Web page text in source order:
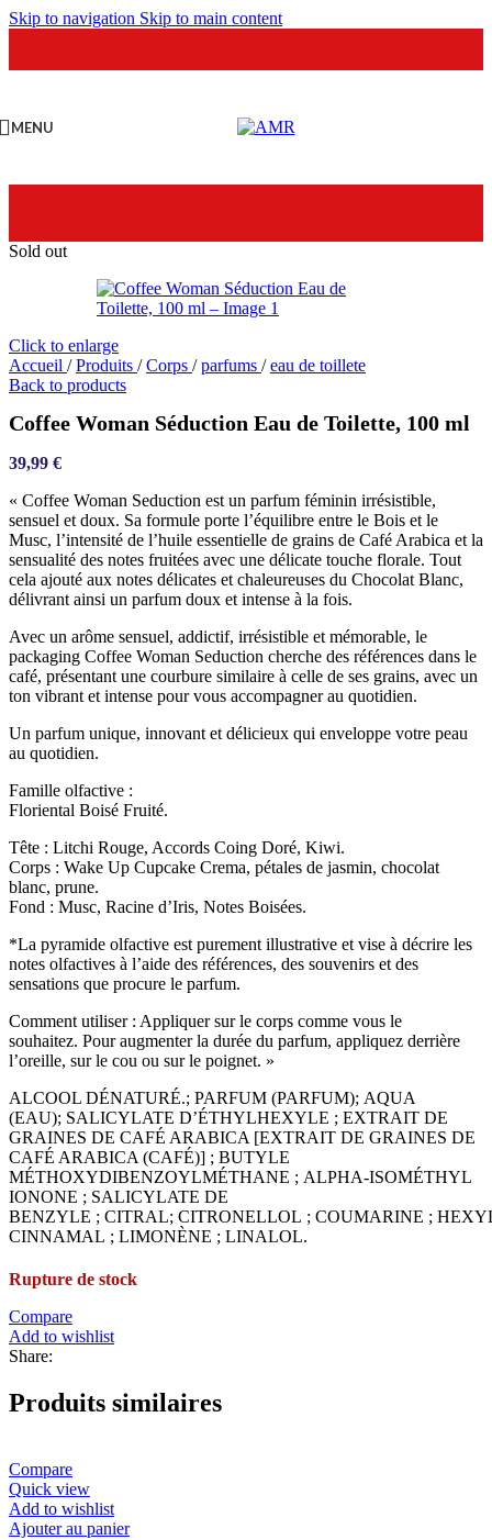
Skip to navigation Skip to main content
MENU
Sold out
Click to enlarge
Accueil / Produits / Corps / parfums / eau de toillete
Back to products
Coffee Woman Séduction Eau de Toilette, 100 ml
39,99 €
« Coffee Woman Seduction est un parfum féminin irrésistible,
sensuel et doux. Sa formule porte l’équilibre entre le Bois et le
Musc, l’intensité de l’huile essentielle de grains de Café Arabica et la
sensualité des notes fruitées avec une délicate touche florale. Tout
cela ajouté aux notes délicates et chaleureuses du Chocolat Blanc,
délivrant ainsi un parfum doux et intense à la fois.
Avec un arôme sensuel, addictif, irrésistible et mémorable, le
packaging Coffee Woman Seduction cherche des références dans le
café, présentant une courbure similaire à celle de ses grains, avec un
ton vibrant et intense pour vous accompagner au quotidien.
Un parfum unique, innovant et délicieux qui enveloppe votre peau
au quotidien.
Famille olfactive :
Floriental Boisé Fruité.
Tête : Litchi Rouge, Accords Coing Doré, Kiwi.
Corps : Wake Up Cupcake Crema, pétales de jasmin, chocolat
blanc, prune.
Fond : Musc, Racine d’Iris, Notes Boisées.
*La pyramide olfactive est purement illustrative et vise à décrire les
notes olfactives à l’aide des références, des souvenirs et des
sensations que procure le parfum.
Comment utiliser : Appliquer sur le corps comme vous le
souhaitez. Pour augmenter la durée du parfum, appliquez derrière
l’oreille, sur le cou ou sur le poignet. »
ALCOOL DÉNATURÉ.; PARFUM (PARFUM); AQUA
(EAU); SALICYLATE D’ÉTHYLHEXYLE ; EXTRAIT DE
GRAINES DE CAFÉ ARABICA [EXTRAIT DE GRAINES DE
CAFÉ ARABICA (CAFÉ)] ; BUTYLE
MÉTHOXYDIBENZOYLMÉTHANE ; ALPHA-ISOMÉTHYL
IONONE ; SALICYLATE DE
BENZYLE ; CITRAL; CITRONELLOL ; COUMARINE ;
CINNAMAL ; LIMONÈNE ; LINALOL.
Rupture de stock
Compare
Add to wishlist
Share:
Produits similaires
Compare
Quick view
Add to wishlist
Ajouter au panier